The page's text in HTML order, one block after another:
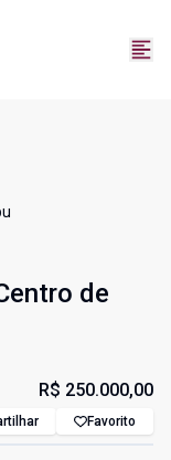
de
R$ 250.000,00
Favorito